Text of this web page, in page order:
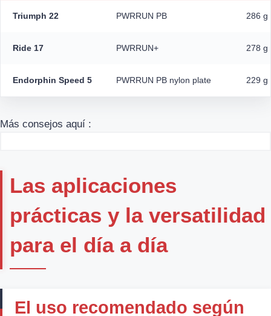
Triumph 22 PWRRUN PB 286 g
Ride 17 PWRRUN+ 278 g
Endorphin Speed 5 PWRRUN PB nylon plate 229 g
Más consejos aquí :
Las aplicaciones
prácticas y la versatilidad
para el día a día
El uso recomendado según